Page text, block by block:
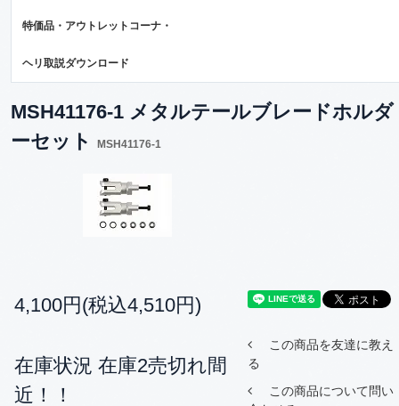
特価品・アウトレットコーナ・
ヘリ取説ダウンロード
MSH41176-1 メタルテールブレードホルダ
ーセット
MSH41176-1
4,100円(税込4,510円)
在庫状況 在庫2売切れ間
近！！
この商品を友達に教え
る
この商品について問い